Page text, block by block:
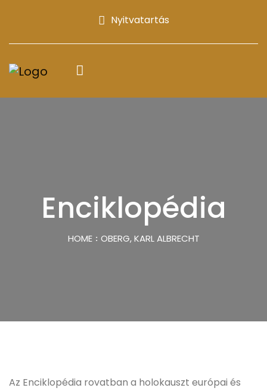
Nyitvatartás
Enciklopédia
HOME OBERG, KARL ALBRECHT
Az Enciklopédia rovatban a holokauszt európai és